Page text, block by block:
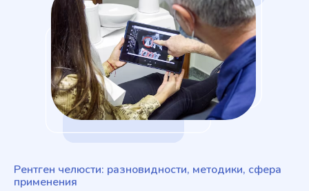
Рентген челюсти: разновидности, методики, сфера
применения